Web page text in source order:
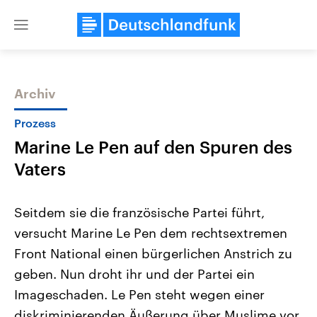
Close
Themen
Landtagswahl Sachsen-Anhalt
2026
Alle Informationen
Sachsen-Anhalt wählt am 6.
September 2026 einen neuen
Landtag. Seit 2021 wird das
Bundesland von einer Koalition aus
USA
Aktuelle Beiträge,
Hintergründe
Wirtschaftlich und
gehören die Vereinigten
den mächtigsten Ländern
mit großem Einfluss auf
Archiv
Prozess
Marine Le Pen auf den Spuren des
Vaters
Seitdem sie die französische Partei führt,
versucht Marine Le Pen dem rechtsextremen
Front National einen bürgerlichen Anstrich zu
geben. Nun droht ihr und der Partei ein
Imageschaden. Le Pen steht wegen einer